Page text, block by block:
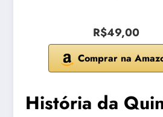
R$49,00
Comprar na
História da